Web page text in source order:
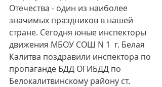
Отечества - один из наиболее
значимых праздников в нашей
стране. Сегодня юные инспекторы
движения МБОУ СОШ N 1  г. Белая
Калитва поздравили инспектора по
пропаганде БДД ОГИБДД по
Белокалитвинскому району ст.